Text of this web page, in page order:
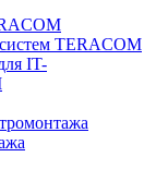
TERACOM
IT-